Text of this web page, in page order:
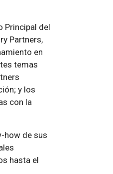
Principal del
Partners,
en
temas
y los
con la
how de sus
hasta el